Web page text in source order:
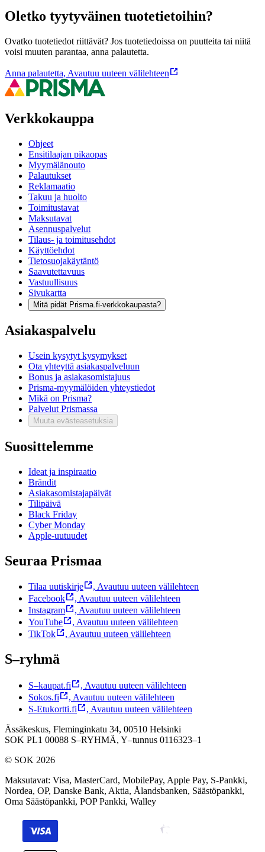
Oletko tyytyväinen tuotetietoihin?
Ovatko tuotetiedot riittävät? Jos tuotetiedoissa on puutteita tai niitä
voisi muuten parantaa, anna palautetta.
Anna palautetta, Avautuu uuteen välilehteen
Verkkokauppa
Ohjeet
Ensitilaajan pikaopas
Myymälänouto
Palautukset
Reklamaatio
Takuu ja huolto
Toimitustavat
Maksutavat
Asennuspalvelut
Tilaus- ja toimitusehdot
Käyttöehdot
Tietosuojakäytäntö
Saavutettavuus
Vastuullisuus
Sivukartta
Mitä pidät Prisma.fi-verkkokaupasta?
Asiakaspalvelu
Usein kysytyt kysymykset
Ota yhteyttä asiakaspalveluun
Bonus ja asiakasomistajuus
Prisma-myymälöiden yhteystiedot
Mikä on Prisma?
Palvelut Prismassa
Muuta evästeasetuksia
Suosittelemme
Ideat ja inspiraatio
Brändit
Asiakasomistajapäivät
Tilipäivä
Black Friday
Cyber Monday
Apple-uutuudet
Seuraa Prismaa
Tilaa uutiskirje , Avautuu uuteen välilehteen
Facebook
, Avautuu uuteen välilehteen
Instagram
, Avautuu uuteen välilehteen
YouTube
, Avautuu uuteen välilehteen
TikTok
, Avautuu uuteen välilehteen
S–ryhmä
S–kaupat.fi , Avautuu uuteen välilehteen
Sokos.fi
, Avautuu uuteen välilehteen
S-Etukortti.fi
, Avautuu uuteen välilehteen
Ässäkeskus, Fleminginkatu 34, 00510 Helsinki
SOK PL1 00088 S–RYHMÄ, Y–tunnus 0116323–1
© SOK 2026
Maksutavat: Visa, MasterCard, MobilePay, Apple Pay, S-Pankki,
Nordea, OP, Danske Bank, Aktia, Ålandsbanken, Säästöpankki,
Oma Säästöpankki, POP Pankki, Walley